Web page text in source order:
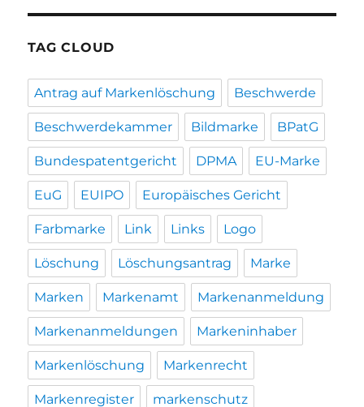
TAG CLOUD
Antrag auf Markenlöschung Beschwerde
Beschwerdekammer Bildmarke BPatG
Bundespatentgericht DPMA EU-Marke
EuG EUIPO Europäisches Gericht
Farbmarke Link Links Logo
Löschung Löschungsantrag Marke
Marken Markenamt Markenanmeldung
Markenanmeldungen Markeninhaber
Markenlöschung Markenrecht
Markenregister markenschutz